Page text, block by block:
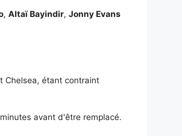
, Altaï Bayindir, Jonny Evans
Chelsea, étant contraint
avant d'être remplacé.